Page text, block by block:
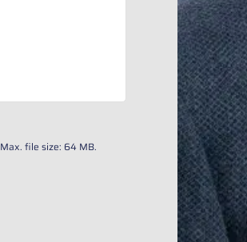
Max. file size: 64 MB.